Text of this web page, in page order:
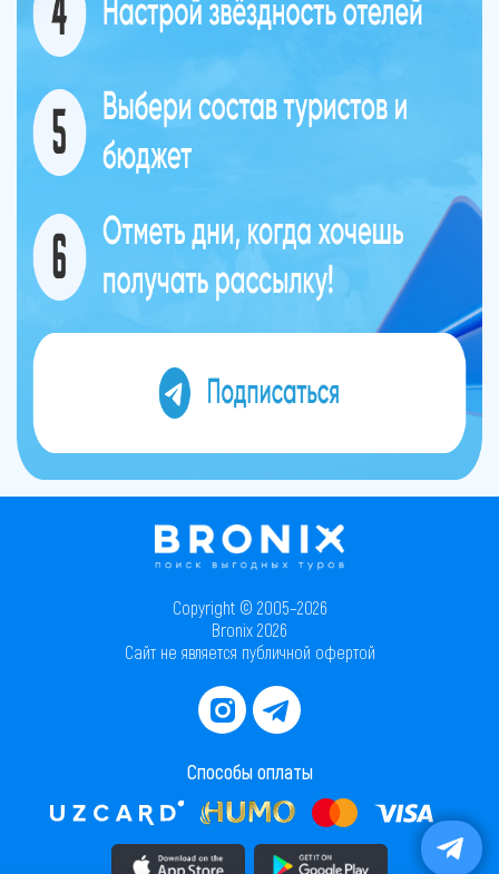
Copyright © 2005–2026
Bronix 2026
Сайт не является публичной офертой
Способы оплаты
Скачать приложение в AppStore Скачать приложение в PlayMarket